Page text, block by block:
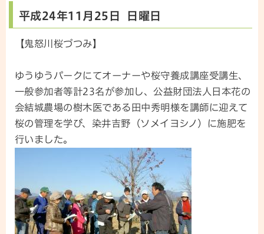
平成24年11月25日 日曜日
【鬼怒川桜づつみ】
ゆうゆうパークにてオーナーや桜守養成講座受講生、
一般参加者等計23名が参加し、公益財団法人日本花の
会結城農場の樹木医である田中秀明様を講師に迎えて
桜の管理を学び、染井吉野（ソメイヨシノ）に施肥を
行いました。